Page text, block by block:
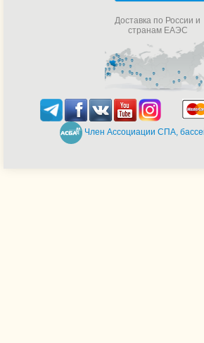
Доставка по России и
странам ЕАЭС
Член Ассоциации СПА,